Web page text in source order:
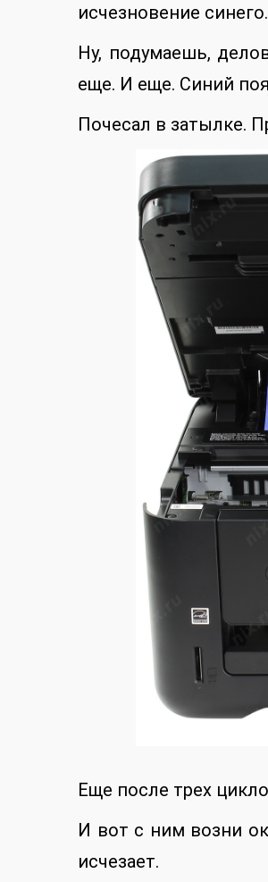
исчезновение синего.
Ну, подумаешь,
еще. И еще. Синий
Почесал в затылке.
Еще после трех
И вот с ним возни
исчезает.